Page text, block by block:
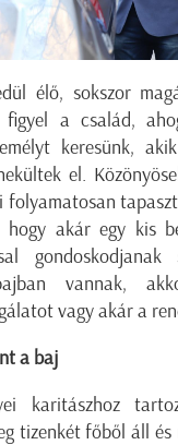
élő, sokszor
a család,
keresünk,
el.
folyamatosan
hogy akár egy kis
gondoskodjanak
vannak,
vagy akár a
a baj
karitászhoz
tizenkét főből áll